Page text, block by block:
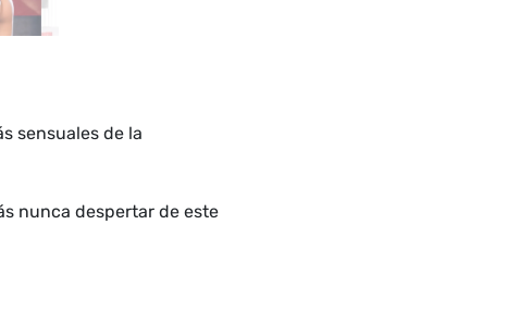
sensuales de la
nunca despertar de este